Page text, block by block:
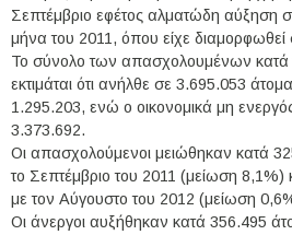
Σεπτέμβριο εφέτος αλματώδη αύξηση
μήνα του 2011, όπου είχε διαμορφωθεί
Το σύνολο των απασχολουμένων κατά
εκτιμάται ότι ανήλθε σε 3.695.053
1.295.203, ενώ ο οικονομικά μη
3.373.692.
Οι απασχολούμενοι μειώθηκαν κατά
το Σεπτέμβριο του 2011 (μείωση
με τον Αύγουστο του 2012 (μείωση
Οι άνεργοι αυξήθηκαν κατά 356.495